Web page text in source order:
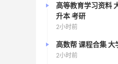
高等教育学习资料
升本 考研
2小时前
高数帮 课程合集
2小时前